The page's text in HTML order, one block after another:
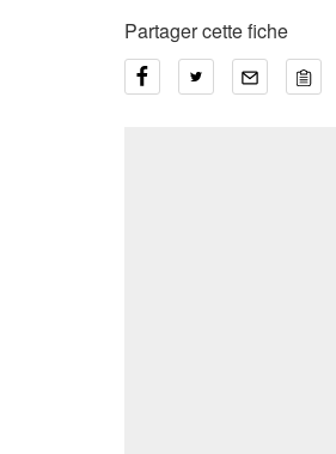
Partager cette fiche